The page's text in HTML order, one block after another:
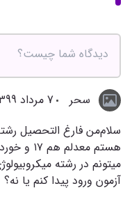
سحر
7 مرداد 1399
سلام‌من فارغ التحصیل
هستم
میتونم در رشته
آزمون ورود پیدا کنم یا نه؟